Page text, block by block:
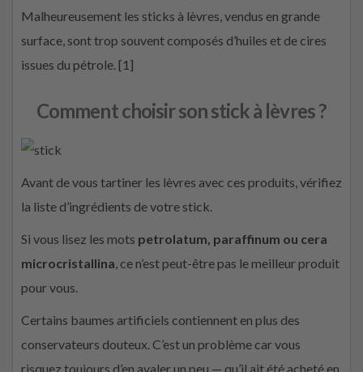
Malheureusement les sticks à lèvres, vendus en grande
surface, sont trop souvent composés d’huiles et de cires
issues du pétrole. [1]
Comment choisir son stick à lèvres ?
Avant de vous tartiner les lèvres avec ces produits, vérifiez
la liste d’ingrédients de votre stick.
Si vous lisez les mots petrolatum, paraffinum ou cera
microcristallina, ce n’est peut-être pas le meilleur produit
pour vous.
Certains baumes artificiels contiennent en plus des
conservateurs douteux. C’est un problème car vous
risquez toujours d’en avaler un peu — qu’il ait été acheté en